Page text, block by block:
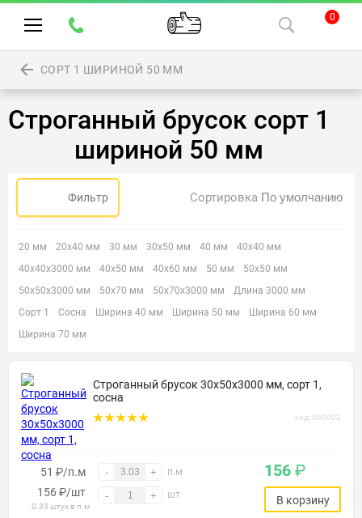
0
СОРТ 1 ШИРИНОЙ 50 ММ
Строганный брусок сорт 1
шириной 50 мм
Фильтр Сортировка
20 мм 20х40 мм 30 мм 30х50 мм 40 мм
40х40 мм
40х40х3000 мм
40х50 мм 40х60 мм 50 мм
50х50 мм
50х50х3000 мм
50х70 мм 50х70х3000 мм
Длина 3000 мм
Сорт 1
Сосна Ширина 40 мм Ширина 50 мм
Ширина 60 мм
Ширина 70 мм
Строганный брусок 30х50х3000 мм, сорт 1,
сосна
код: 060002
51 ₽/п.м - + п.м
156 ₽/шт
0.33 штук в п.м
- + шт
156 ₽
В корзину